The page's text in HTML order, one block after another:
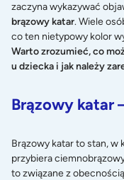
zaczyna wykazywać
brązowy katar. Wiele
co ten nietypowy kolor
Warto zrozumieć, co
u dziecka i jak należy
Brązowy katar
Brązowy katar to stan, w
przybiera
to związane z